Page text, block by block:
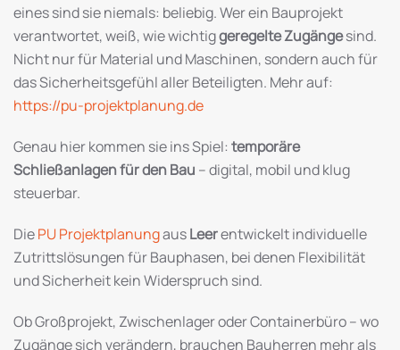
eines sind sie niemals: beliebig. Wer ein Bauprojekt
verantwortet, weiß, wie wichtiggeregelte Zugängesind.
Nicht nur für Material und Maschinen, sondern auch für
das Sicherheitsgefühl aller Beteiligten. Mehr auf:
https://pu-projektplanung.de
Genau hier kommen sie ins Spiel: temporäre
Schließanlagen für den Bau – digital, mobil und klug
steuerbar.
DiePU ProjektplanungausLeerentwickelt individuelle
Zutrittslösungen für Bauphasen, bei denen Flexibilität
und Sicherheit kein Widerspruch sind.
Ob Großprojekt, Zwischenlager oder Containerbüro – wo
Zugänge sich verändern, brauchen Bauherren mehr als